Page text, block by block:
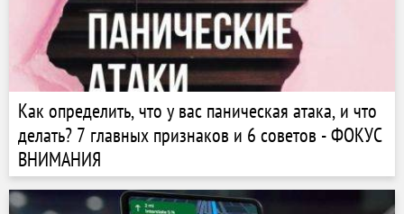
Как определить, что у вас паническая атака, и что
делать? 7 главных признаков и 6 советов - ФОКУС
ВНИМАНИЯ